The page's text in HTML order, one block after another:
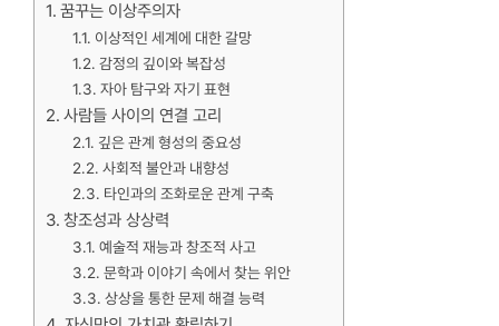
꿈꾸는 이상주의자
이상적인 세계에 대한 갈망
감정의 깊이와 복잡성
자아 탐구와 자기 표현
사람들 사이의 연결 고리
깊은 관계 형성의 중요성
사회적 불안과 내향성
타인과의 조화로운 관계 구축
창조성과 상상력
예술적 재능과 창조적 사고
문학과 이야기 속에서 찾는 위안
상상을 통한 문제 해결 능력